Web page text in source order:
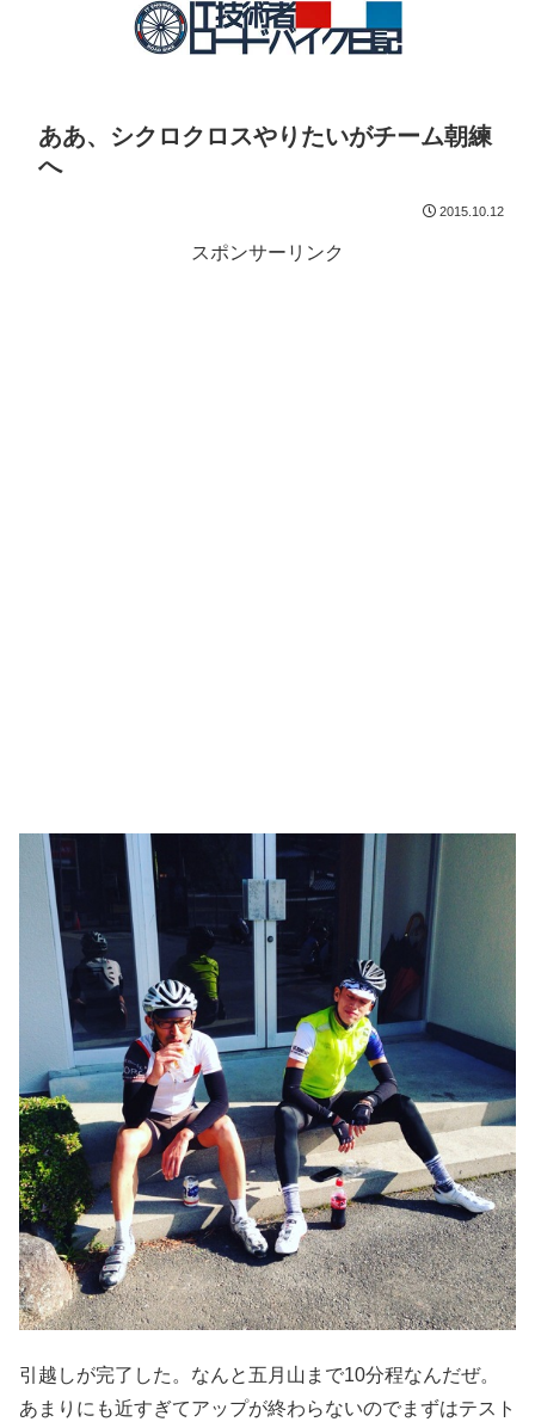
ああ、シクロクロスやりたいがチーム朝練
へ
2015.10.12
スポンサーリンク
引越しが完了した。なんと五月山まで10分程なんだぜ。
あまりにも近すぎてアップが終わらないのでまずはテスト